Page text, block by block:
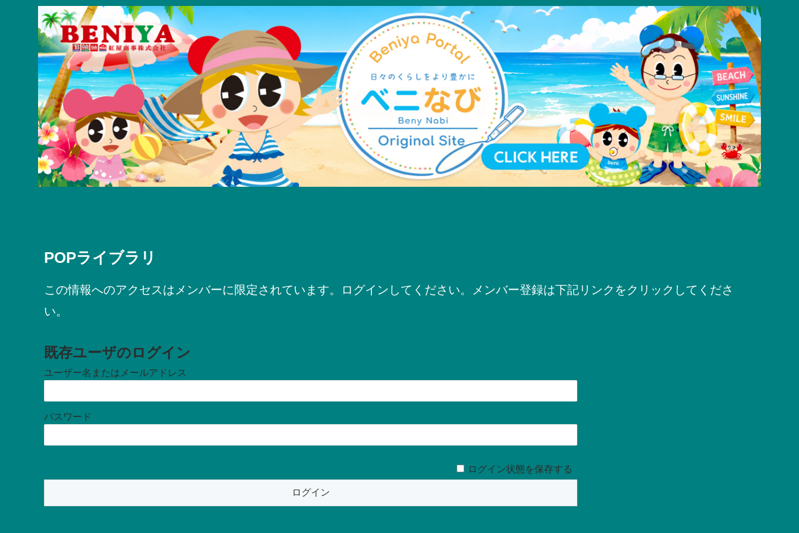
POPライブラリ
この情報へのアクセスはメンバーに限定されています。ログインしてください。メンバー登録は下記リンクをクリックしてくださ
い。
既存ユーザのログイン
ユーザー名またはメールアドレス
パスワード
ログイン状態を保存する